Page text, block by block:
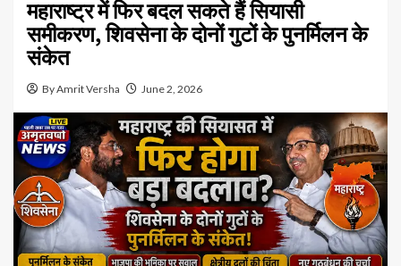
महाराष्ट्र में फिर बदल सकते हैं सियासी
समीकरण, शिवसेना के दोनों गुटों के पुनर्मिलन के
संकेत
By Amrit Versha June 2, 2026